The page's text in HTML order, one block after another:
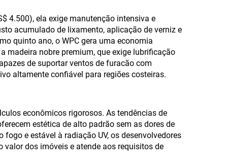
4.500), ela exige manutenção intensiva e
acumulado de lixamento, aplicação de verniz e
quinto ano, o WPC gera uma economia
madeira nobre premium, que exige lubrificação
de suportar ventos de furacão com
altamente confiável para regiões costeiras.
econômicos rigorosos. As tendências de
estética de alto padrão sem as dores de
e estável à radiação UV, os desenvolvedores
dos imóveis e atende aos requisitos de